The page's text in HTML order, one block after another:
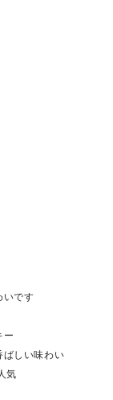
いです
しい味わい
気